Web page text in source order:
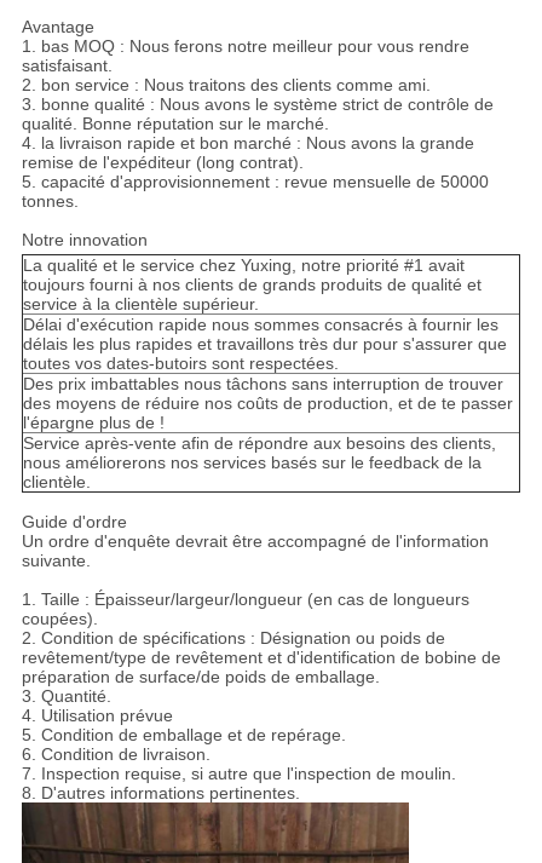
Avantage
1. bas MOQ : Nous ferons notre meilleur pour vous rendre
satisfaisant.
2. bon service : Nous traitons des clients comme ami.
3. bonne qualité : Nous avons le système strict de contrôle de
qualité. Bonne réputation sur le marché.
4. la livraison rapide et bon marché : Nous avons la grande
remise de l'expéditeur (long contrat).
5. capacité d'approvisionnement : revue mensuelle de 50000
tonnes.
Notre innovation
La qualité et le service chez Yuxing, notre priorité #1 avait
toujours fourni à nos clients de grands produits de qualité et
service à la clientèle supérieur.
Délai d'exécution rapide nous sommes consacrés à fournir les
délais les plus rapides et travaillons très dur pour s'assurer que
toutes vos dates-butoirs sont respectées.
Des prix imbattables nous tâchons sans interruption de trouver
des moyens de réduire nos coûts de production, et de te passer
l'épargne plus de !
Service après-vente afin de répondre aux besoins des clients,
nous améliorerons nos services basés sur le feedback de la
clientèle.
Guide d'ordre
Un ordre d'enquête devrait être accompagné de l'information
suivante.
1. Taille : Épaisseur/largeur/longueur (en cas de longueurs
coupées).
2. Condition de spécifications : Désignation ou poids de
revêtement/type de revêtement et d'identification de bobine de
préparation de surface/de poids de emballage.
3. Quantité.
4. Utilisation prévue
5. Condition de emballage et de repérage.
6. Condition de livraison.
7. Inspection requise, si autre que l'inspection de moulin.
8. D'autres informations pertinentes.